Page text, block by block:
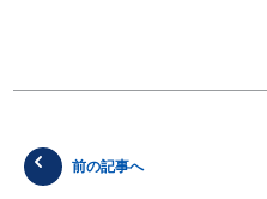
前の記事へ